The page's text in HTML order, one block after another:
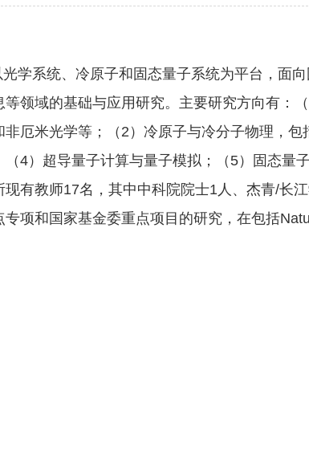
学系统、冷原子和固态量子系统为平台，面
领域的基础与应用研究。主要研究方向有：
厄米光学等；（2）冷原子与冷分子物理，包
4）超导量子计算与量子模拟；（5）固态量
有教师17名，其中中科院院士1人、杰青/长
项和国家基金委重点项目的研究，在包括